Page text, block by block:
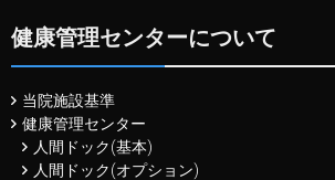
健康管理センターについて
当院施設基準
健康管理センター
人間ドック(基本)
人間ドック(オプション)